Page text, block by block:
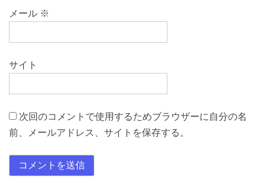
メール ※
サイト
次回のコメントで使用するためブラウザーに自分の名
前、メールアドレス、サイトを保存する。